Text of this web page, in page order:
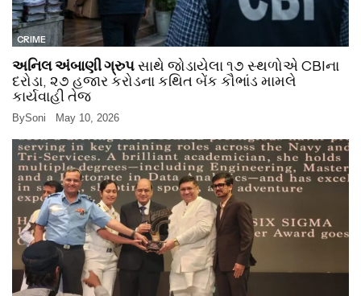
CRIME
અનિલ અંબાણી ગ્રુપસાથે જોડાયેલા ૧૭ સ્થળોએ CBIના
દરોડા, ૨૭ હજાર કરોડના કથિત બેંક કૌભાંડ મામલે
કાર્યવાહી તેજ
BySoni May 10, 2026